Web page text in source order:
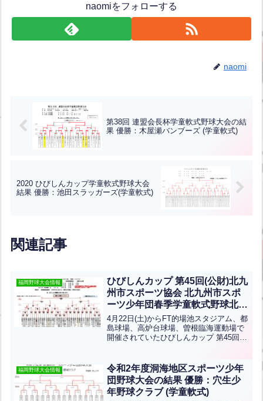
naomiをフォローする
naomi
第38回 連盟会長杯学童軟式野球大会の結
果 優勝：木屋瀬バンブーズ (学童軟式)
2020 ひびしんカップ学童軟式野球大会
結果 優勝：池田スラッガーズ(学童軟式)
関連記事
福岡野球大会情報
ひびしんカップ 第45回(公財)北九
州市スポーツ協会 北九州市スポ
ーツ少年団春季学童軟式野球北九
州地区大会の結果(学童軟式)
4月22日(土)からFT的場池スタジアム、都
島球場、高炉台球場、曽根臨海運動場で
開催されていたひびしんカップ 第45回
区大会の結果です。優勝は木屋瀬バンブ
ーズ、準優...全文はクリック
福岡野球大会情報
令和2年度洞海地区スポーツ少年
団野球大会の結果 優勝：穴生少
年野球クラブ (学童軟式)